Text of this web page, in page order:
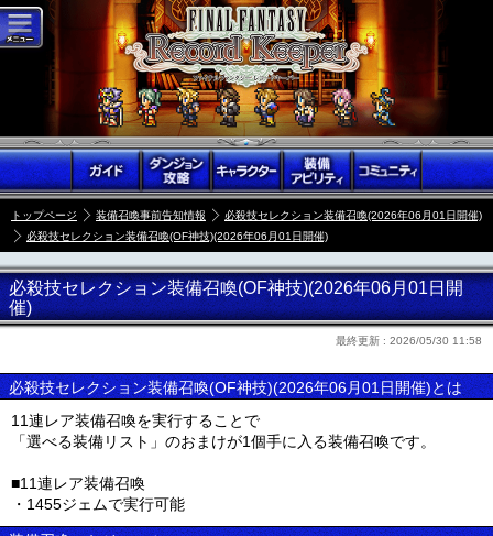
トップページ 装備召喚事前告知情報
必殺技セレクション装備召喚(2026年06月01日開催)
必殺技セレクション装備召喚(OF神技)(2026年06月01日開催)
必殺技セレクション装備召喚(OF神技)(2026年06月01日開
催)
最終更新 : 2026/05/30 11:58
必殺技セレクション装備召喚(OF神技)(2026年06月01日開催)とは
11連レア装備召喚を実行することで
「選べる装備リスト」のおまけが1個手に入る装備召喚です。
■11連レア装備召喚
・1455ジェムで実行可能